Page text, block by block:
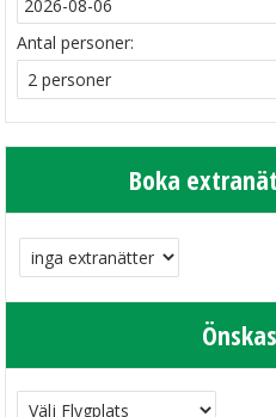
Antal personer:
Boka